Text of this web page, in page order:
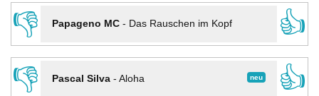
👎
Papageno MC- Das Rauschen im Kopf
👍
👎
neu
Pascal Silva- Aloha
👍